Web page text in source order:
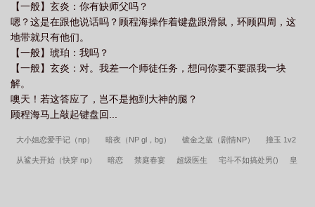
【一般】玄炎：你有缺师父吗？
嗯？这是在跟他说话吗？顾程海操作着键盘跟滑鼠，环顾四周，这
地带就只有他们。
【一般】琥珀：我吗？
【一般】玄炎：对。我差一个师徒任务，想问你要不要跟我一块
解。
噢天！若这答应了，岂不是抱到大神的腿？
顾程海马上敲起键盘回...
大小姐恋爱手记（np） 暗夜（NP gl，bg） 镀金之蓝（剧情NP） 撞玉 1v2
从鲨夫开始（快穿 np） 暗恋 禁庭春宴 超级医生 宅斗不如搞处男() 皇